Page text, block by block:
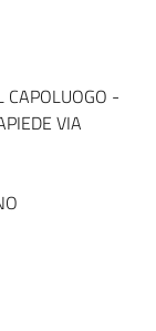
CAPOLUOGO -
VIA